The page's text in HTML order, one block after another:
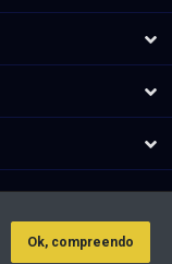
&cópia; 2026 TM
Ok, compreendo